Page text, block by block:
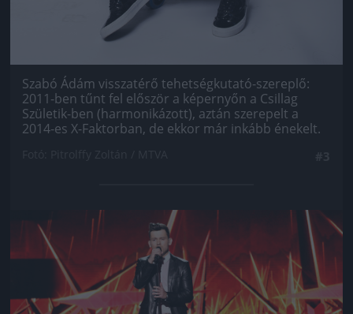
Szabó Ádám visszatérő tehetségkutató-szereplő:
2011-ben tűnt fel először a képernyőn a Csillag
Születik-ben (harmonikázott), aztán szerepelt a
2014-es X-Faktorban, de ekkor már inkább énekelt.
Jön még kép!